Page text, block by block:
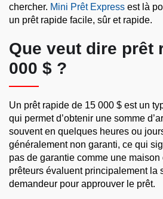
chercher. Mini Prêt Express est là
un prêt rapide facile, sûr et rapide.
Que veut dire prêt
000 $ ?
Un prêt rapide de 15 000 $ est un
qui permet d’obtenir une somme
souvent en quelques heures ou
généralement non garanti, ce qui
pas de garantie comme une
prêteurs évaluent principalement la
demandeur pour approuver le prêt.